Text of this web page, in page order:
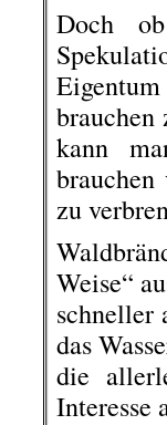
Doch
kann
zu
Weise“
schneller
das
die
Interesse